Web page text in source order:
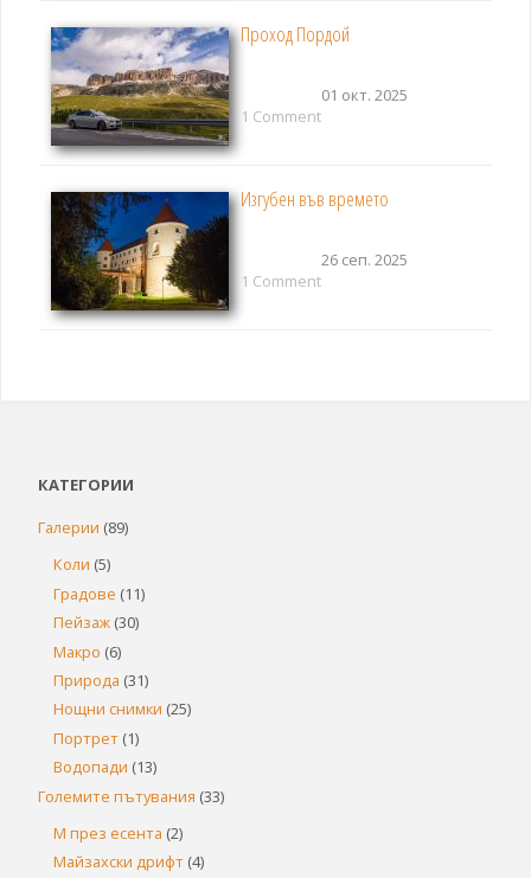
Проход Пордой
01 окт. 2025
1 Comment
Изгубен във времето
26 сеп. 2025
1 Comment
КАТЕГОРИИ
Галерии (89)
Коли (5)
Градове (11)
Пейзаж (30)
Макро (6)
Природа (31)
Нощни снимки (25)
Портрет (1)
Водопади (13)
Големите пътувания (33)
М през есента (2)
Майзахски дрифт (4)